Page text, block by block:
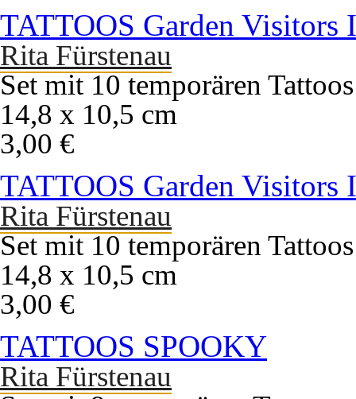
TATTOOS Garden Visitors I
Rita Fürstenau
Set mit 10 temporären Tattoos
14,8 x 10,5 cm
3,00 €
TATTOOS Garden Visitors
Rita Fürstenau
Set mit 10 temporären Tattoos
14,8 x 10,5 cm
3,00 €
TATTOOS SPOOKY
Rita Fürstenau